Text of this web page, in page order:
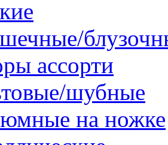
ассорти
шубные
на ножке